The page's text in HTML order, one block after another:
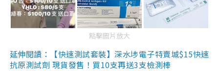
點擊圖片放大
延伸閱讀：【快速測試套裝】深水埗電子特賣城$15快速
抗原測試劑 現貨發售！買10支再送3支檢測棒